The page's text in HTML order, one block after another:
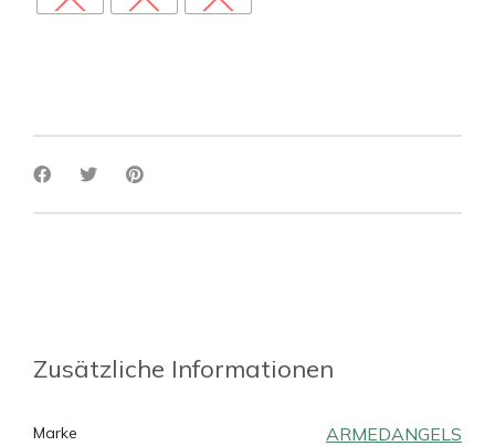
Zusätzliche Informationen
Marke ARMEDANGELS